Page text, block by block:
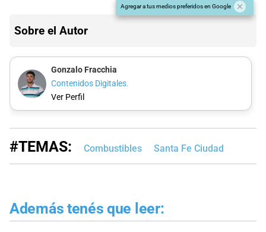
Agregar a tus medios preferidos en Google
Sobre el Autor
Gonzalo Fracchia
Contenidos Digitales.
Ver Perfil
#TEMAS: Combustibles Santa Fe Ciudad
Además tenés que leer: